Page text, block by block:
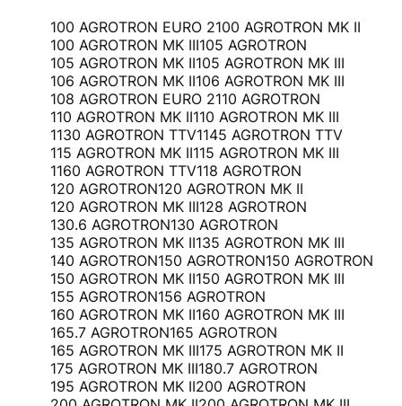
100 AGROTRON EURO 2100 AGROTRON MK II
100 AGROTRON MK III105 AGROTRON
105 AGROTRON MK II105 AGROTRON MK III
106 AGROTRON MK II106 AGROTRON MK III
108 AGROTRON EURO 2110 AGROTRON
110 AGROTRON MK II110 AGROTRON MK III
1130 AGROTRON TTV1145 AGROTRON TTV
115 AGROTRON MK II115 AGROTRON MK III
1160 AGROTRON TTV118 AGROTRON
120 AGROTRON120 AGROTRON MK II
120 AGROTRON MK III128 AGROTRON
130.6 AGROTRON130 AGROTRON
135 AGROTRON MK II135 AGROTRON MK III
140 AGROTRON150 AGROTRON150 AGROTRON
150 AGROTRON MK II150 AGROTRON MK III
155 AGROTRON156 AGROTRON
160 AGROTRON MK II160 AGROTRON MK III
165.7 AGROTRON165 AGROTRON
165 AGROTRON MK III175 AGROTRON MK II
175 AGROTRON MK III180.7 AGROTRON
195 AGROTRON MK II200 AGROTRON